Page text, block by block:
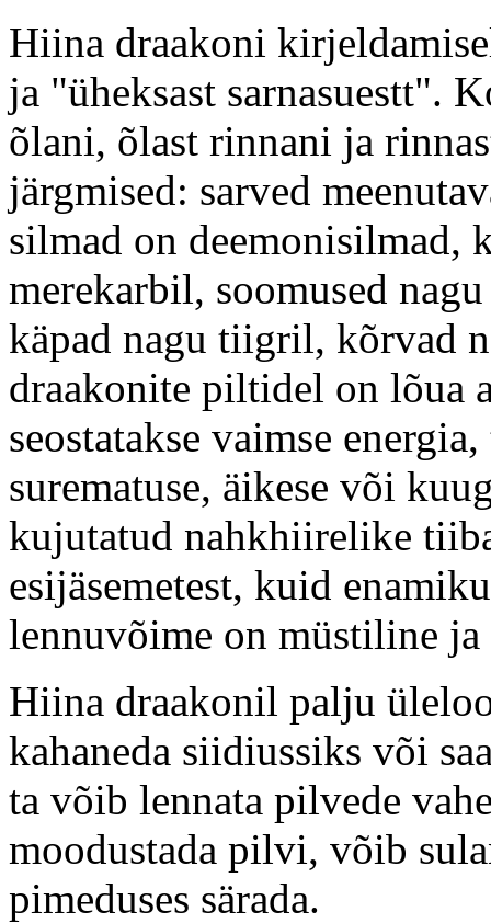
Hiina draakoni
ja "üheksast sarnasuestt".
õlani, õlast rinnani ja
järgmised: sarved
silmad on deemonisilmad,
merekarbil, soomused
käpad nagu tiigril, kõrvad
draakonite piltidel on lõua
seostatakse vaimse
surematuse, äikese või
kujutatud nahkhiirelike
esijäsemetest, kuid
lennuvõime on müstiline ja
Hiina draakonil palju
kahaneda siidiussiks või
ta võib lennata pilvede
moodustada pilvi, võib
pimeduses särada.